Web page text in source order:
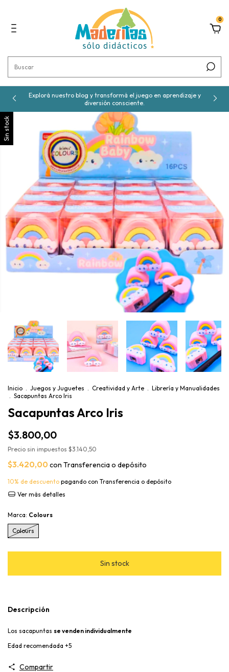
0
Explorá nuestro blog y transformá el juego en aprendizaje y
diversión consciente.
Sin stock
Inicio Juegos y Juguetes Creatividad y Arte
Librería y Manualidades
Sacapuntas Arco Iris
Sacapuntas Arco Iris
$3.800,00
Precio sin impuestos $3.140,50
$3.420,00 con Transferencia o depósito
10% de descuento pagando con Transferencia o depósito
Ver más detalles
Marca: Colours
Colours
Descripción
Los sacapuntas se venden individualmente
Edad recomendada +5
Compartir